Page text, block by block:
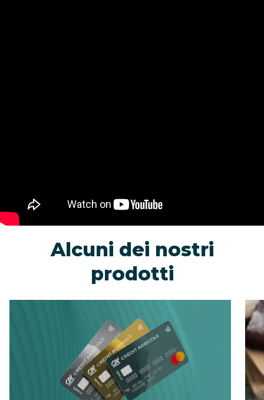
Alcuni dei nostri
prodotti